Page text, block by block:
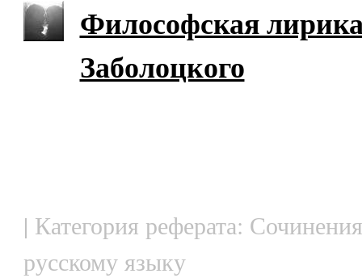
Философская
Заболоцкого
| Категория реферата:
русскому языку